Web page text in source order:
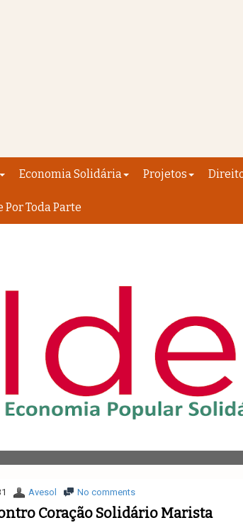
Economia Solidária Projetos
Por Toda Parte
Avesol No comments
Coração Solidário Marista